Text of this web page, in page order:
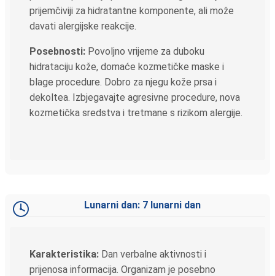
prijemčiviji za hidratantne komponente, ali može
davati alergijske reakcije.
Posebnosti: Povoljno vrijeme za duboku
hidrataciju kože, domaće kozmetičke maske i
blage procedure. Dobro za njegu kože prsa i
dekoltea. Izbjegavajte agresivne procedure, nova
kozmetička sredstva i tretmane s rizikom alergije.
Lunarni dan: 7 lunarni dan
Karakteristika: Dan verbalne aktivnosti i
prijenosa informacija. Organizam je posebno